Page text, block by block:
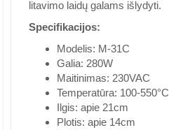
litavimo laidų galams išlydyti.
Specifikacijos:
Modelis: M-31C
Galia: 280W
Maitinimas: 230VAC
Temperatūra: 100-550°C
Ilgis: apie 21cm
Plotis: apie 14cm